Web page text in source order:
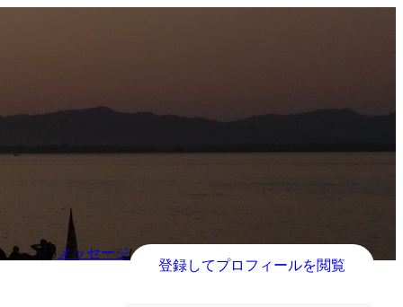
メッセージ
登録してプロフィールを閲覧